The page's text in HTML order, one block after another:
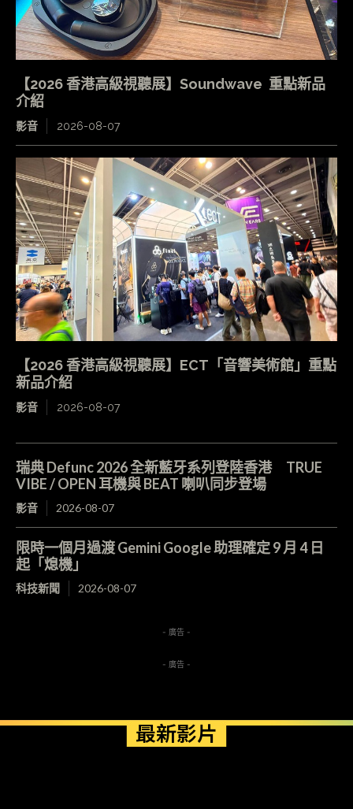
【2026 香港高級視聽展】Soundwave 重點新品
介紹
影音 2026-08-07
【2026 香港高級視聽展】ECT「音響美術館」重點
新品介紹
影音 2026-08-07
瑞典 Defunc 2026 全新藍牙系列登陸香港 TRUE
VIBE / OPEN 耳機與 BEAT 喇叭同步登場
影音 2026-08-07
限時一個月過渡 Gemini Google 助理確定 9 月 4 日
起「熄機」
科技新聞 2026-08-07
- 廣告 -
- 廣告 -
最新影片